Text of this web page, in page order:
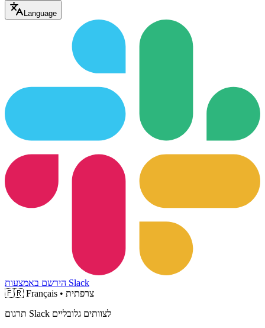
Language
הירשם באמצעות Slack
🇫🇷
Français • צרפתית
תרגום Slack לצוותים גלובליים